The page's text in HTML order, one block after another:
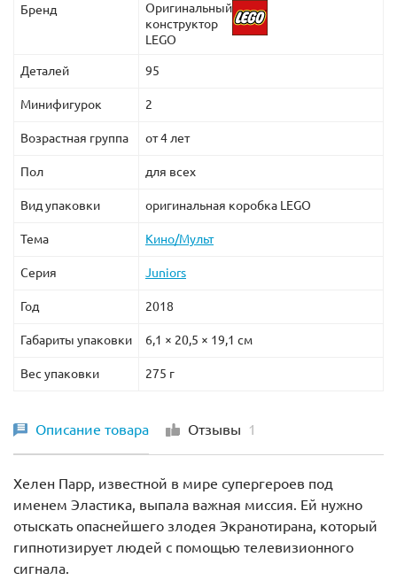
Бренд
Оригинальный
конструктор
LEGO
Деталей 95
Минифигурок 2
Возрастная группа от 4 лет
Пол для всех
Вид упаковки оригинальная коробка LEGO
Тема Кино/Мульт
Серия Juniors
Год 2018
Габариты упаковки 6,1 × 20,5 × 19,1 см
Вес упаковки 275 г
Описание товара Отзывы 1
Хелен Парр, известной в мире супергероев под
именем Эластика, выпала важная миссия. Ей нужно
отыскать опаснейшего злодея Экранотирана, который
гипнотизирует людей с помощью телевизионного
сигнала.